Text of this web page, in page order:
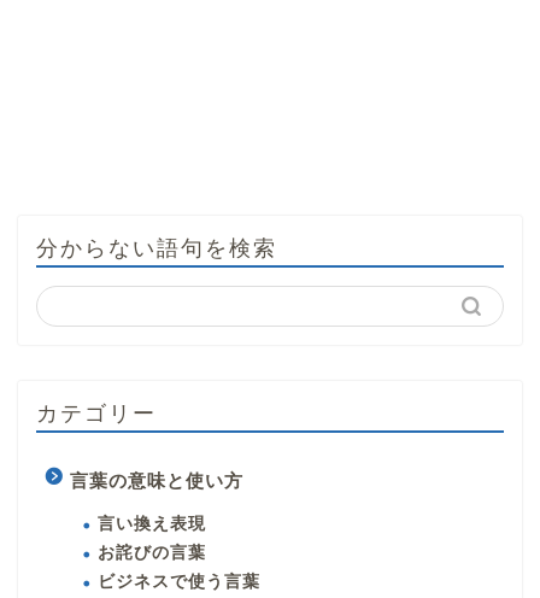
分からない語句を検索
カテゴリー
言葉の意味と使い方
言い換え表現
お詫びの言葉
ビジネスで使う言葉